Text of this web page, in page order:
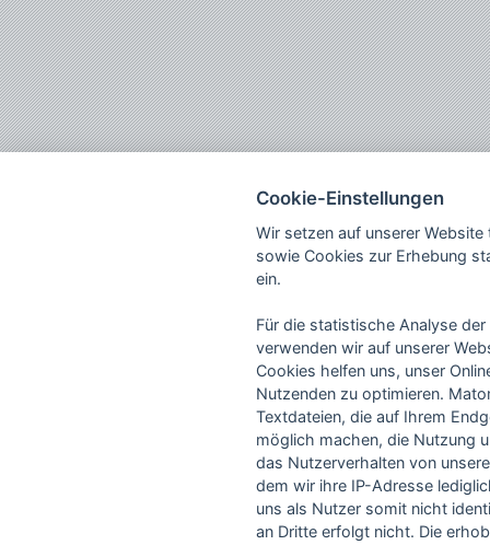
Cookie-Einstellungen
Wir setzen auf unserer
sowie Cookies zur Erhebung
ein.
Für die statistische Analyse
verwenden wir auf unserer
Cookies helfen uns, unser
Nutzenden zu optimieren.
Textdateien, die auf Ihrem
möglich machen, die Nutzung
das Nutzerverhalten von
dem wir ihre IP-Adresse
uns als Nutzer somit nicht
an Dritte erfolgt nicht. Die